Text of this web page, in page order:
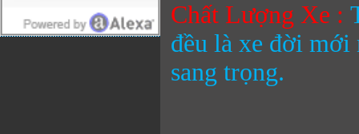
Chất Lượng Xe :
đều là xe đời mới
sang trọng.